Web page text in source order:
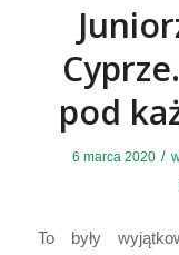
pod
6 marca 2020 /
To były